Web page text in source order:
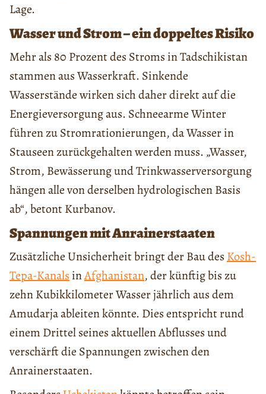
Lage.
Wasser und Strom – ein doppeltes Risiko
Mehr als 80 Prozent des Stroms in Tadschikistan
stammen aus Wasserkraft. Sinkende
Wasserstände wirken sich daher direkt auf die
Energieversorgung aus. Schneearme Winter
führen zu Stromrationierungen, da Wasser in
Stauseen zurückgehalten werden muss. „Wasser,
Strom, Bewässerung und Trinkwasserversorgung
hängen alle von derselben hydrologischen Basis
ab“, betont Kurbanov.
Spannungen mit Anrainerstaaten
Zusätzliche Unsicherheit bringt der Bau des Kosh-
Tepa-Kanals inAfghanistan, der künftig bis zu
zehn Kubikkilometer Wasser jährlich aus dem
Amudarja ableiten könnte. Dies entspricht rund
einem Drittel seines aktuellen Abflusses und
verschärft die Spannungen zwischen den
Anrainerstaaten.